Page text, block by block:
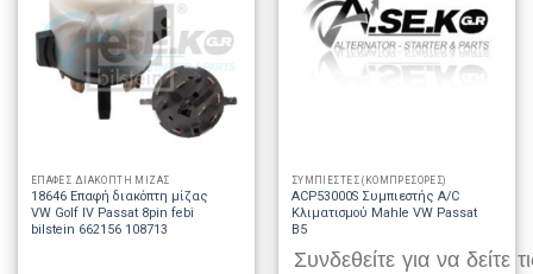
ΕΠΑΦΕΣ ΔΙΑΚΟΠΤΗ ΜΙΖΑΣ
18646 Επαφή διακόπτη μίζας
VW Golf IV Passat 8pin febi
bilstein 662156 108713
ΣΥΜΠΙΕΣΤΕΣ (ΚΟΜΠΡΕΣΟΡΕΣ)
ACP53000S Συμπιεστής A/C
Κλιματισμού Mahle VW Passat
B5
Συνδεθείτε για να δείτε